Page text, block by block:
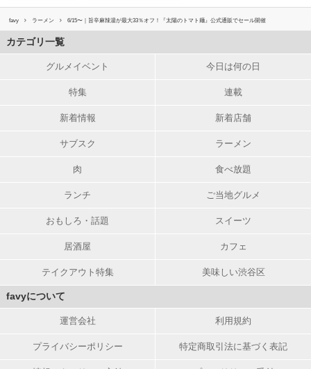
favy ラーメン 6/15〜｜旨辛麻辣湯が最大33％オフ！『太陽のトマト麺』公式通販でセール開催
カテゴリ一覧
グルメイベント 今日は何の日
特集 連載
新着情報 新着店舗
サブスク ラーメン
肉 食べ放題
ランチ ご当地グルメ
おもしろ・話題 スイーツ
居酒屋 カフェ
テイクアウト特集 美味しい渋谷区
favyについて
運営会社 利用規約
プライバシーポリシー 特定商取引法に基づく表記